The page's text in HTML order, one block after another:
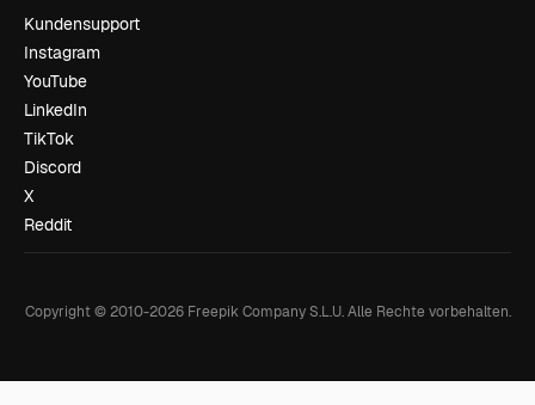
Kundensupport
Instagram
YouTube
LinkedIn
TikTok
Discord
X
Reddit
Copyright © 2010-2026Freepik Company S.L.U. Alle Rechte vorbehalten.